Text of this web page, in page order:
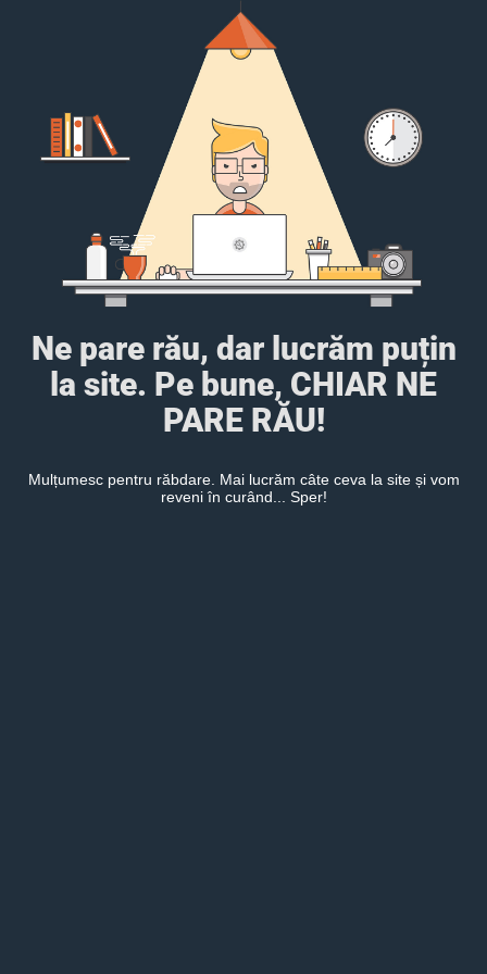
Ne pare rău, dar lucrăm puțin
la site. Pe bune, CHIAR NE
PARE RĂU!
Mulțumesc pentru răbdare. Mai lucrăm câte ceva la site și vom
reveni în curând... Sper!